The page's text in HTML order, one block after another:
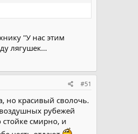
"У нас этим
лягушек...
#51
но красивый сволочь.
рубежей
смирно, и